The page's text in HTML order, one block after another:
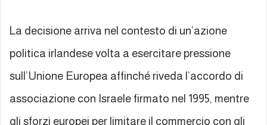
La decisione arriva nel contesto di un’azione
politica irlandese volta a esercitare pressione
sull’Unione Europea affinché riveda l’accordo di
associazione con Israele firmato nel 1995, mentre
gli sforzi europei per limitare il commercio con gli